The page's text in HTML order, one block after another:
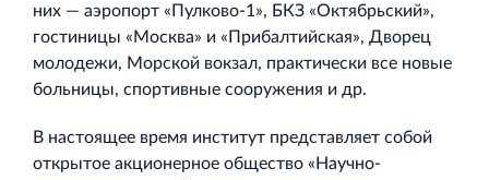
них — аэропорт «Пулково-1», БКЗ «Октябрьский»,
гостиницы «Москва» и «Прибалтийская», Дворец
молодежи, Морской вокзал, практически все новые
больницы, спортивные сооружения и др.
В настоящее время институт представляет собой
открытое акционерное общество «Научно-